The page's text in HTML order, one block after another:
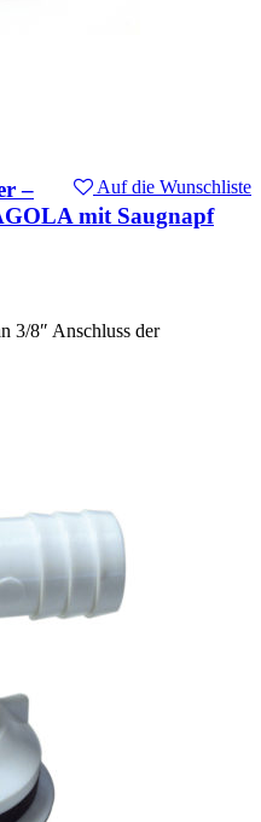
Auf die Wunschliste
–
mit Saugnapf
3/8″ Anschluss der